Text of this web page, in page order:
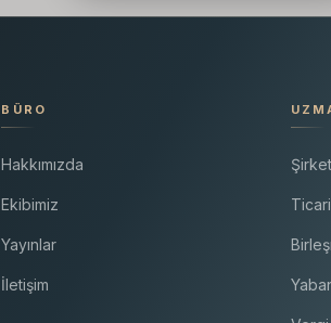
BÜRO
Hakkımızda
Ekibimiz
Yayınlar
İletişim